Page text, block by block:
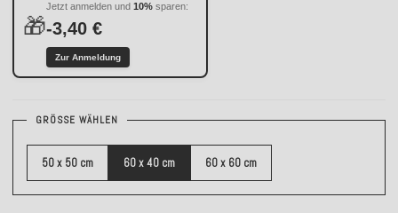
🎁
Jetzt anmelden und 10% sparen:
-3,40 €
Zur Anmeldung
GRÖSSE WÄHLEN
50 x 50 cm 60 x 40 cm 60 x 60 cm